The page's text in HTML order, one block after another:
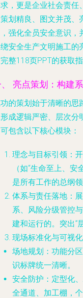
，更是企业社会责任
划精良、图文并茂、
强化全员安全意识，
安全生产文明施工的
整118页PPT的获取指
亮点策划：构建
的策划始于清晰的思
成逻辑严密、层次分
包含以下核心模块：
理念与目标引领 ：
（如“生命至上、
是所有工作的总纲领
体系与责任落地 ：
系、风险分级管控
建和运行的。突出“
现场标准化与可视化
场地规划 ：功能分
识标牌统一清晰。
安全防护 ：定型化
全通道、加工棚，